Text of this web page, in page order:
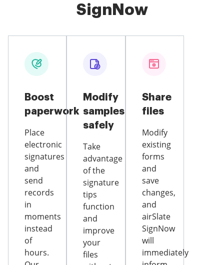
SignNow
Boost
paperwork
Place
electronic
signatures
and
send
records
in
moments
instead
of
hours.
Modify
samples
safely
Take
advantage
of the
signature
tips
function
and
improve
your
files
Share
files
Modify
existing
forms
and
save
changes,
and
airSlate
SignNow
will
immediately